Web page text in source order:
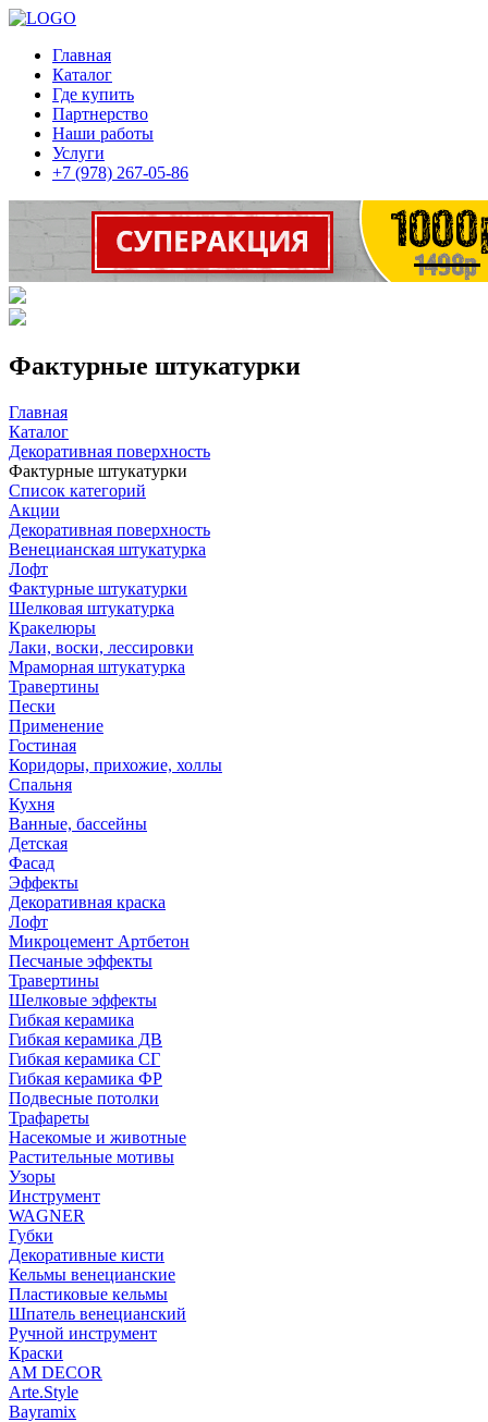
Главная
Каталог
Где купить
Партнерство
Наши работы
Услуги
+7 (978) 267-05-86
Фактурные штукатурки
Главная
Каталог
Декоративная поверхность
Фактурные штукатурки
Список категорий
Акции
Декоративная поверхность
Венецианская штукатурка
Лофт
Фактурные штукатурки
Шелковая штукатурка
Кракелюры
Лаки, воски, лессировки
Мраморная штукатурка
Травертины
Пески
Применение
Гостиная
Коридоры, прихожие, холлы
Спальня
Кухня
Ванные, бассейны
Детская
Фасад
Эффекты
Декоративная краска
Лофт
Микроцемент Артбетон
Песчаные эффекты
Травертины
Шелковые эффекты
Гибкая керамика
Гибкая керамика ДВ
Гибкая керамика СГ
Гибкая керамика ФР
Подвесные потолки
Трафареты
Насекомые и животные
Растительные мотивы
Узоры
Инструмент
WAGNER
Губки
Декоративные кисти
Кельмы венецианские
Пластиковые кельмы
Шпатель венецианский
Ручной инструмент
Краски
AM DECOR
Arte.Style
Bayramix